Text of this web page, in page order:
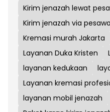
Kirim jenazah lewat
Kirim jenazah via
Kremasi murah Jakarta
Layanan Duka Kristen
layanan kedukaan
Layanan kremasi
layanan mobil jenazah